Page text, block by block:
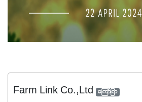
Farm Link Co.,Ltd ကြော်ငြာ